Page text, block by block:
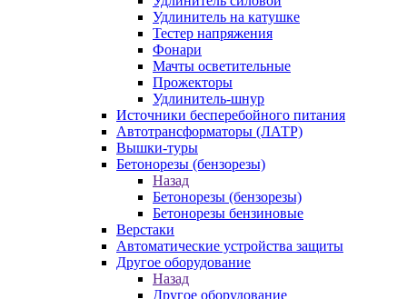
Удлинитель на катушке
Тестер напряжения
Фонари
Мачты осветительные
Прожекторы
Удлинитель-шнур
Источники бесперебойного питания
Автотрансформаторы (ЛАТР)
Вышки-туры
Бетонорезы (бензорезы)
Назад
Бетонорезы (бензорезы)
Бетонорезы бензиновые
Верстаки
Автоматические устройства защиты
Другое оборудование
Назад
Другое оборудование